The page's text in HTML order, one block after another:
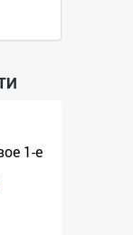
1-е